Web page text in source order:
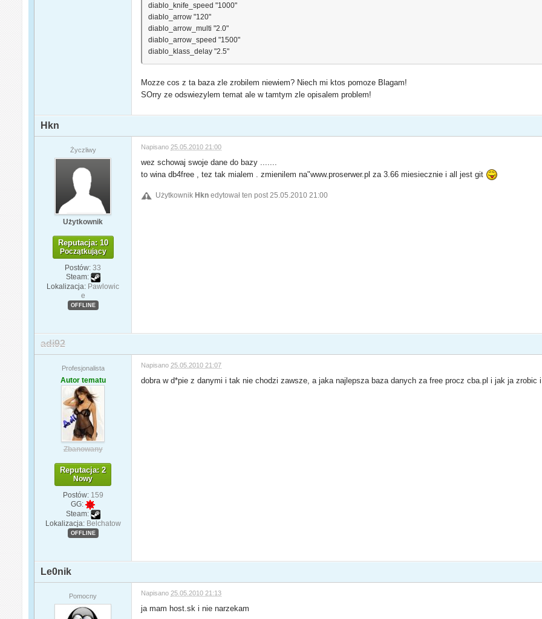
diablo_knife_speed "1000"
diablo_arrow "120"
diablo_arrow_multi "2.0"
diablo_arrow_speed "1500"
diablo_klass_delay "2.5"
Mozze cos z ta baza zle zrobilem niewiem? Niech mi ktos pomoze Blagam!
SOrry ze odswiezylem temat ale w tamtym zle opisalem problem!
Hkn
Życzliwy
Użytkownik
Reputacja: 10
Początkujący
Postów: 33
Steam:
Lokalizacja: Pawlowic
e
OFFLINE
Napisano 25.05.2010 21:00
wez schowaj swoje dane do bazy .......
to wina db4free , tez tak mialem . zmienilem na"www.proserwer.pl za 3.66 miesiecznie i all jest git
Użytkownik Hkn edytował ten post 25.05.2010 21:00
adi92
Profesjonalista
Autor tematu
Zbanowany
Reputacja: 2
Nowy
Postów: 159
GG:
Steam:
Lokalizacja: Belchatow
OFFLINE
Napisano 25.05.2010 21:07
dobra w d*pie z danymi i tak nie chodzi zawsze, a jaka najlepsza baza danych za free procz cba.pl i jak ja
Le0nik
Pomocny Napisano 25.05.2010 21:13
ja mam host.sk i nie narzekam